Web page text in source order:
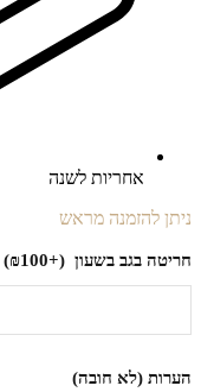
אחריות לשנה
ניתן להזמנה מראש
חריטה בגב בשעון (+₪100)
הערות (לא חובה)